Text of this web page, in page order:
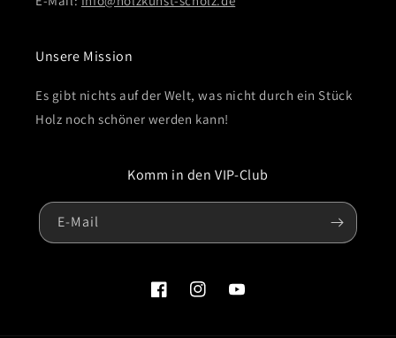
Unsere Mission
Es gibt nichts auf der Welt, was nicht durch ein Stück
Holz noch schöner werden kann!
Komm in den VIP-Club
E-Mail
FacebookInstagramYouTube